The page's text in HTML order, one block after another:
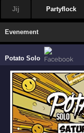
Jij Partyflock
Evenement
Potato Solo